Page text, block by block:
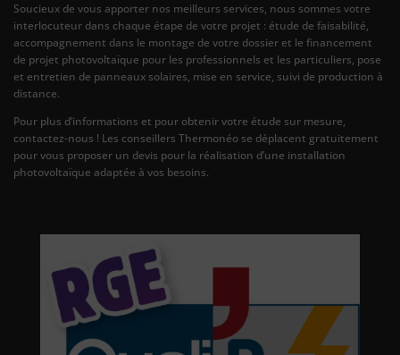
Soucieux de vous apporter nos meilleurs services, nous sommes votre
interlocuteur dans chaque étape de votre projet : étude de faisabilité,
accompagnement dans le montage de votre dossier et le financement
de projet photovoltaïque pour les professionnels et les particuliers, pose
et entretien de panneaux solaires, mise en service, suivi de production à
distance.
Pour plus d’informations et pour obtenir votre étude sur mesure,
contactez-nous ! Les conseillers Thermonéo se déplacent gratuitement
pour vous proposer un devis pour la réalisation d’une installation
photovoltaïque adaptée à vos besoins.